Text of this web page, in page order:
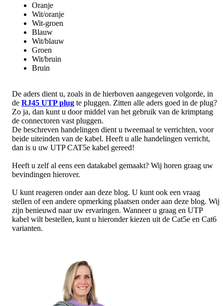
Oranje
Wit/oranje
Wit-groen
Blauw
Wit/blauw
Groen
Wit/bruin
Bruin
De aders dient u, zoals in de hierboven aangegeven volgorde, in
de RJ45 UTP plug te pluggen. Zitten alle aders goed in de plug?
Zo ja, dan kunt u door middel van het gebruik van de krimptang
de connectoren vast pluggen.
De beschreven handelingen dient u tweemaal te verrichten, voor
beide uiteinden van de kabel. Heeft u alle handelingen verricht,
dan is u uw UTP CAT5e kabel gereed!
Heeft u zelf al eens een datakabel gemaakt? Wij horen graag uw
bevindingen hierover.
U kunt reageren onder aan deze blog. U kunt ook een vraag
stellen of een andere opmerking plaatsen onder aan deze blog. Wij
zijn benieuwd naar uw ervaringen. Wanneer u graag en UTP
kabel wilt bestellen, kunt u hieronder kiezen uit de Cat5e en Cat6
varianten.